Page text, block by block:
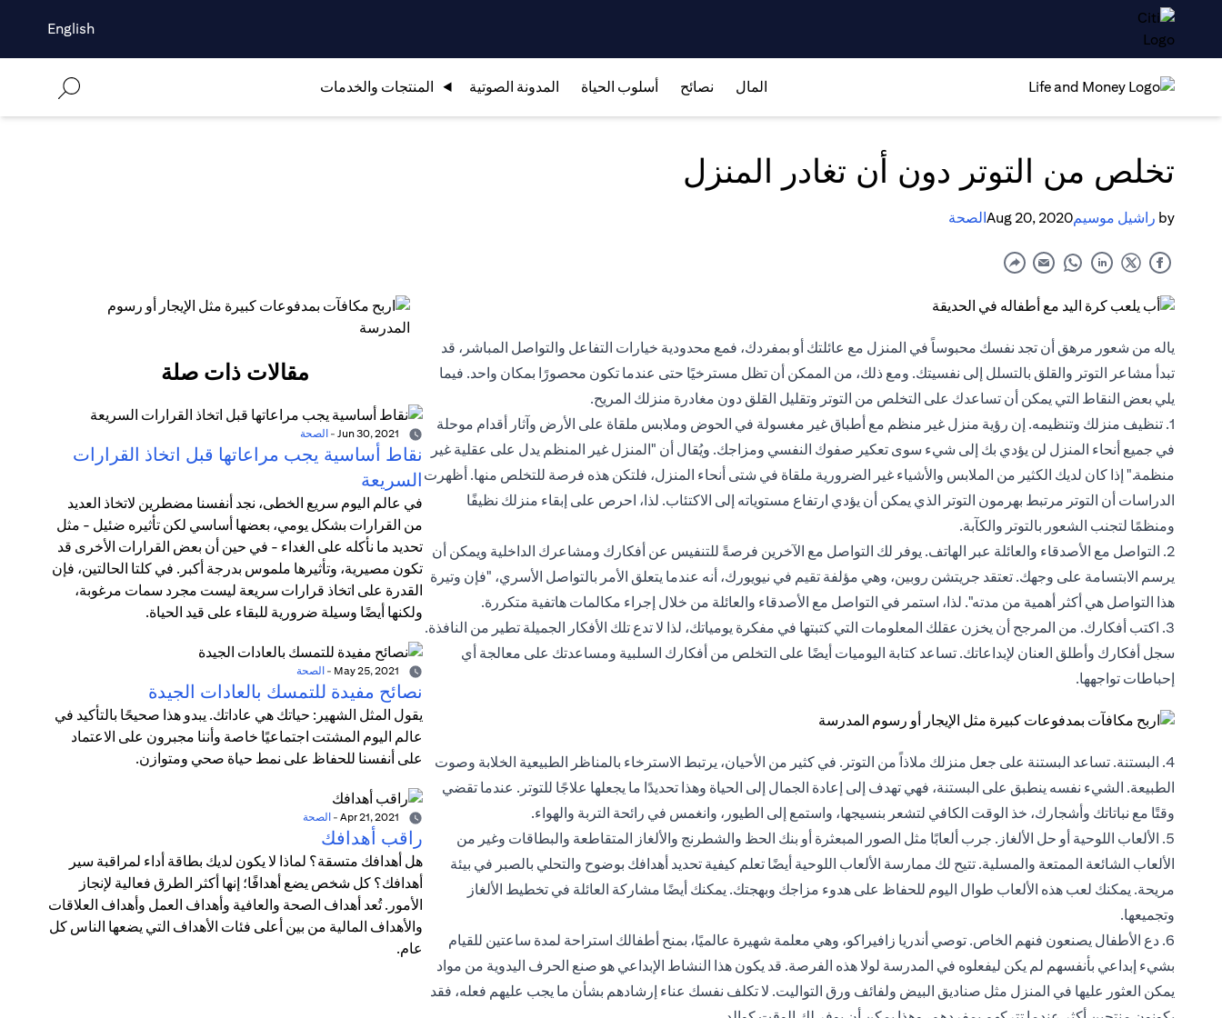
English
المال نصائح أسلوب الحياة المدونة الصوتية المنتجات والخدمات
تخلص من التوتر دون أن تغادر المنزل
by راشيل موسيمAug 20, 2020الصحة
ياله من شعور مرهق أن تجد نفسك محبوساً في المنزل مع عائلتك أو بمفردك، فمع محدودية خيارات التفاعل والتواصل المباشر، قد
تبدأ مشاعر التوتر والقلق بالتسلل إلى نفسيتك. ومع ذلك، من الممكن أن تظل مسترخيًا حتى عندما تكون محصورًا بمكان واحد. فيما
يلي بعض النقاط التي يمكن أن تساعدك على التخلص من التوتر وتقليل القلق دون مغادرة منزلك المريح.
1. تنظيف منزلك وتنظيمه. إن رؤية منزل غير منظم مع أطباق غير مغسولة في الحوض وملابس ملقاة على الأرض وآثار أقدام موحلة
في جميع أنحاء المنزل لن يؤدي بك إلى شيء سوى تعكير صفوك النفسي ومزاجك. ويُقال أن "المنزل غير المنظم يدل على عقلية غير
منظمة." إذا كان لديك الكثير من الملابس والأشياء غير الضرورية ملقاة في شتى أنحاء المنزل، فلتكن هذه فرصة للتخلص منها. أظهرت
الدراسات أن التوتر مرتبط بهرمون التوتر الذي يمكن أن يؤدي ارتفاع مستوياته إلى الاكتئاب. لذا، احرص على إبقاء منزلك نظيفًا
ومنظمًا لتجنب الشعور بالتوتر والكآبة.
2. التواصل مع الأصدقاء والعائلة عبر الهاتف. يوفر لك التواصل مع الآخرين فرصةً للتنفيس عن أفكارك ومشاعرك الداخلية ويمكن أن
يرسم الابتسامة على وجهك. تعتقد جريتشن روبين، وهي مؤلفة تقيم في نيويورك، أنه عندما يتعلق الأمر بالتواصل الأسري، "فإن وتيرة
هذا التواصل هي أكثر أهمية من مدته". لذا، استمر في التواصل مع الأصدقاء والعائلة من خلال إجراء مكالمات هاتفية متكررة.
3. اكتب أفكارك. من المرجح أن يخزن عقلك المعلومات التي كتبتها في مفكرة يومياتك، لذا لا تدع تلك الأفكار الجميلة تطير من النافذة.
سجل أفكارك وأطلق العنان لإبداعاتك. تساعد كتابة اليوميات أيضًا على التخلص من أفكارك السلبية ومساعدتك على معالجة أي
إحباطات تواجهها.
4. البستنة. تساعد البستنة على جعل منزلك ملاذاً من التوتر. في كثير من الأحيان، يرتبط الاسترخاء بالمناظر الطبيعية الخلابة وصوت
الطبيعة. الشيء نفسه ينطبق على البستنة، فهي تهدف إلى إعادة الجمال إلى الحياة وهذا تحديدًا ما يجعلها علاجًا للتوتر. عندما تقضي
وقتًا مع نباتاتك وأشجارك، خذ الوقت الكافي لتشعر بنسيجها، واستمع إلى الطيور، وانغمس في رائحة التربة والهواء.
5. الألعاب اللوحية أو حل الألغاز. جرب ألعابًا مثل الصور المبعثرة أو بنك الحظ والشطرنج والألغاز المتقاطعة والبطاقات وغير من
الألعاب الشائعة الممتعة والمسلية. تتيح لك ممارسة الألعاب اللوحية أيضًا تعلم كيفية تحديد أهدافك بوضوح والتحلي بالصبر في بيئة
مريحة. يمكنك لعب هذه الألعاب طوال اليوم للحفاظ على هدوء مزاجك وبهجتك. يمكنك أيضًا مشاركة العائلة في تخطيط الألغاز
وتجميعها.
6. دع الأطفال يصنعون فنهم الخاص. توصي أندريا زافيراكو، وهي معلمة شهيرة عالميًا، بمنح أطفالك استراحة لمدة ساعتين للقيام
بشيء إبداعي بأنفسهم لم يكن ليفعلوه في المدرسة لولا هذه الفرصة. قد يكون هذا النشاط الإبداعي هو صنع الحرف اليدوية من مواد
يمكن العثور عليها في المنزل مثل صناديق البيض ولفائف ورق التواليت. لا تكلف نفسك عناء إرشادهم بشأن ما يجب عليهم فعله، فقد
مقالات ذات صلة
- الصحة
نقاط أساسية يجب مراعاتها قبل اتخاذ القرارات
السريعة
في عالم اليوم سريع الخطى، نجد أنفسنا مضطرين لاتخاذ العديد
من القرارات بشكل يومي، بعضها أساسي لكن تأثيره ضئيل - مثل
تحديد ما نأكله على الغداء - في حين أن بعض القرارات الأخرى قد
تكون مصيرية، وتأثيرها ملموس بدرجة أكبر. في كلتا الحالتين، فإن
القدرة على اتخاذ قرارات سريعة ليست مجرد سمات مرغوبة،
ولكنها أيضًا وسيلة ضرورية للبقاء على قيد الحياة.
- الصحة
نصائح مفيدة للتمسك بالعادات الجيدة
يقول المثل الشهير: حياتك هي عاداتك. يبدو هذا صحيحًا بالتأكيد في
عالم اليوم المشتت اجتماعيًا خاصة وأننا مجبرون على الاعتماد
على أنفسنا للحفاظ على نمط حياة صحي ومتوازن.
- الصحة
راقب أهدافك
هل أهدافك متسقة؟ لماذا لا يكون لديك بطاقة أداء لمراقبة سير
أهدافك؟ كل شخص يضع أهدافًا؛ إنها أكثر الطرق فعالية لإنجاز
الأمور. تُعد أهداف الصحة والعافية وأهداف العمل وأهداف العلاقات
والأهداف المالية من بين أعلى فئات الأهداف التي يضعها الناس كل
عام.